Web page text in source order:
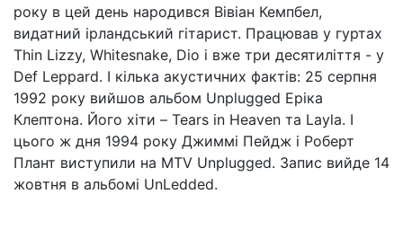
року в цей день народився Вівіан Кемпбел,
видатний ірландський гітарист. Працював у гуртах
Thin Lizzy, Whitesnake, Dio і вже три десятиліття - у
Def Leppard. І кілька акустичних фактів: 25 серпня
1992 року вийшов альбом Unplugged Еріка
Клептона. Його хіти – Tears in Heaven та Layla. І
цього ж дня 1994 року Джиммі Пейдж і Роберт
Плант виступили на MTV Unplugged. Запис вийде 14
жовтня в альбомі UnLedded.